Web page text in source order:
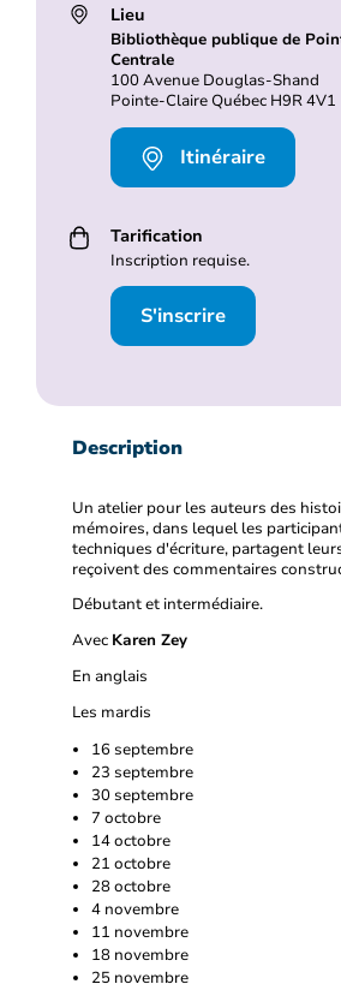
Lieu
Bibliothèque publique de
Centrale
100 Avenue Douglas-Shand
Pointe-Claire Québec H9R 4V1
Itinéraire
Tarification
Inscription requise.
S'inscrire
Description
Un atelier pour les auteurs des
mémoires, dans lequel les
techniques d'écriture, partagent
reçoivent des commentaires
Débutant et intermédiaire.
Avec Karen Zey
En anglais
Les mardis
16 septembre
23 septembre
30 septembre
7 octobre
14 octobre
21 octobre
28 octobre
4 novembre
11 novembre
18 novembre
25 novembre